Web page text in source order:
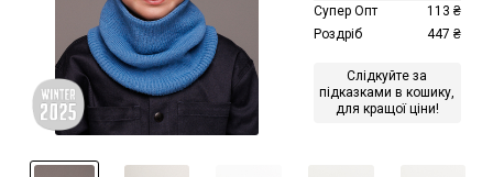
Супер Опт
113 ₴
Роздріб
447 ₴
Слідкуйте за
підказками в кошику,
для кращої ціни!